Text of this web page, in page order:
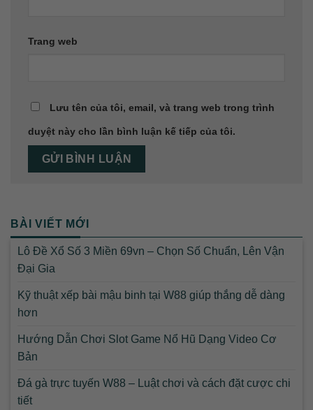
Trang web
Lưu tên của tôi, email, và trang web trong trình
duyệt này cho lần bình luận kế tiếp của tôi.
BÀI VIẾT MỚI
Lô Đề Xổ Số 3 Miền 69vn – Chọn Số Chuẩn, Lên Vận
Đại Gia
Kỹ thuật xếp bài mậu binh tại W88 giúp thắng dễ dàng
hơn
Hướng Dẫn Chơi Slot Game Nổ Hũ Dạng Video Cơ
Bản
Đá gà trực tuyến W88 – Luật chơi và cách đặt cược chi
tiết